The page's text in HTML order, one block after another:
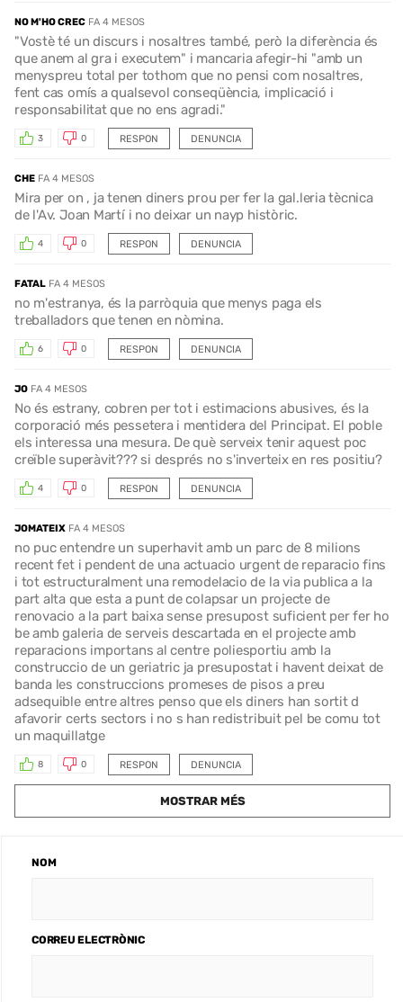
NO M'HO CREC FA 4 MESOS
"Vostè té un discurs i nosaltres també, però la diferència és
que anem al gra i executem" i mancaria afegir-hi "amb un
menyspreu total per tothom que no pensi com nosaltres,
fent cas omís a qualsevol conseqüència, implicació i
responsabilitat que no ens agradi."
RESPON
3 0 DENUNCIA
CHE FA 4 MESOS
Mira per on , ja tenen diners prou per fer la gal.leria tècnica
de l'Av. Joan Martí i no deixar un nayp històric.
RESPON
4 0 DENUNCIA
FATAL FA 4 MESOS
no m'estranya, és la parròquia que menys paga els
treballadors que tenen en nòmina.
RESPON
6 0 DENUNCIA
JO FA 4 MESOS
No és estrany, cobren per tot i estimacions abusives, és la
corporació més pessetera i mentidera del Principat. El poble
els interessa una mesura. De què serveix tenir aquest poc
creïble superàvit??? si després no s'inverteix en res positiu?
RESPON
4 0 DENUNCIA
JOMATEIX FA 4 MESOS
no puc entendre un superhavit amb un parc de 8 milions
recent fet i pendent de una actuacio urgent de reparacio fins
i tot estructuralment una remodelacio de la via publica a la
part alta que esta a punt de colapsar un projecte de
renovacio a la part baixa sense presupost suficient per fer ho
be amb galeria de serveis descartada en el projecte amb
reparacions importans al centre poliesportiu amb la
construccio de un geriatric ja presupostat i havent deixat de
banda les construccions promeses de pisos a preu
adsequible entre altres penso que els diners han sortit d
afavorir certs sectors i no s han redistribuit pel be comu tot
un maquillatge
RESPON
8 0 DENUNCIA
MOSTRAR MÉS
NOM
CORREU ELECTRÒNIC